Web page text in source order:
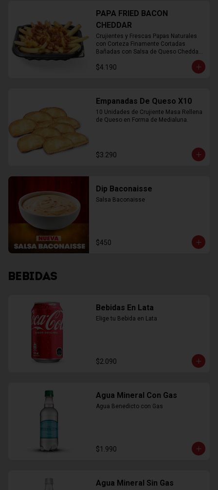
PAPA FRIED BACON
CHEDDAR
Crujientes y Frescas Papas Naturales
con Corteza Finamente Cortadas
Bañadas con Salsa de Queso Cheddar
$4.190
Empanadas De Queso X10
10 Unidades de Crujiente Masa Rellena
de Queso en Forma de Medialuna.
$3.290
Dip Baconaisse
Salsa Baconaisse
$450
BEBIDAS
Bebidas En Lata
Elige tu Bebida en Lata
$2.090
Agua Mineral Con Gas
Agua Benedicto con Gas
$1.990
Agua Mineral Sin Gas